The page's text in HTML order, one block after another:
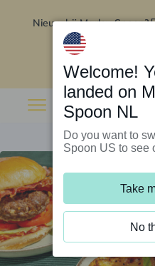
Nieuw bij Marley Spoon?
Welcome!
landed on
Spoon NL
Do you want to
Spoon US to see
Take
No